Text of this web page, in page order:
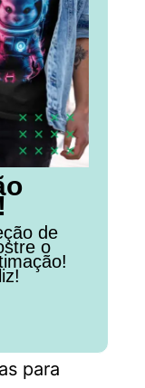
de
o
para